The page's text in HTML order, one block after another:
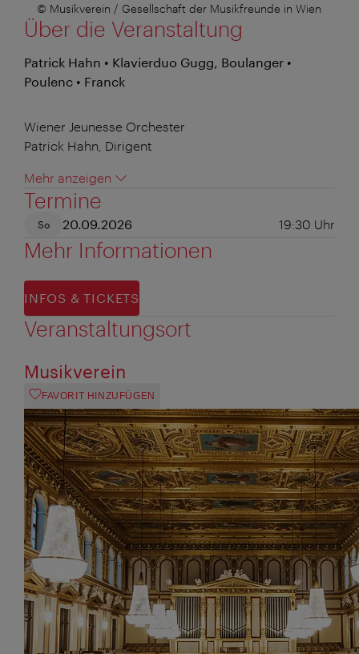
© Musikverein / Gesellschaft der Musikfreunde in Wien
Über die Veranstaltung
Patrick Hahn • Klavierduo Gugg, Boulanger •
Poulenc • Franck
Wiener Jeunesse Orchester
Patrick Hahn, Dirigent
Mehr anzeigen
Termine
So 20.09.2026 19:30 Uhr
Mehr Informationen
INFOS & TICKETS
Veranstaltungsort
Musikverein
FAVORIT HINZUFÜGEN